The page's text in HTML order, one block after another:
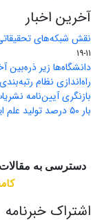
آخرین اخبار
نقش شبکه‌های
11-19
دانشگاه‌ها زیر ذره‌بین
راه‌اندازی نظام
بازنگری آیین‌نامه نشریات علمی
بار ۵۰ درصد تولید علم ایران فقط بر دوش ۱۵ دانشگاه کشور
دسترسی به
اشتراک خبرنامه